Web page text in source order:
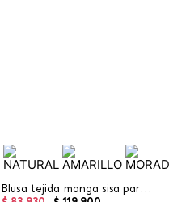
Blusa tejida manga sisa para mujer